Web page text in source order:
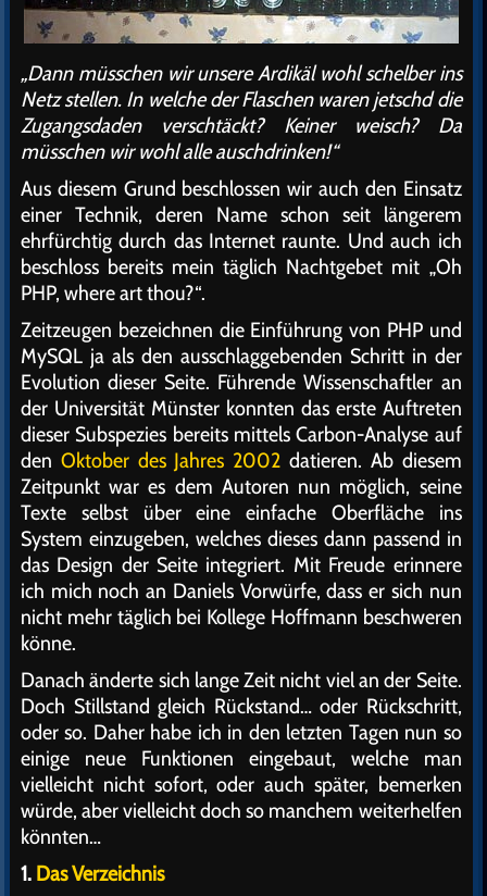
„Dann müsschen wir unsere Ardikäl wohl schelber ins
Netz stellen. In welche der Flaschen waren jetschd die
Zugangsdaden verschtäckt? Keiner weisch? Da
müsschen wir wohl alle auschdrinken!“
Aus diesem Grund beschlossen wir auch den Einsatz
einer Technik, deren Name schon seit längerem
ehrfürchtig durch das Internet raunte. Und auch ich
beschloss bereits mein täglich Nachtgebet mit „Oh
PHP, where art thou?“.
Zeitzeugen bezeichnen die Einführung von PHP und
MySQL ja als den ausschlaggebenden Schritt in der
Evolution dieser Seite. Führende Wissenschaftler an
der Universität Münster konnten das erste Auftreten
dieser Subspezies bereits mittels Carbon-Analyse auf
den Oktober des Jahres 2002 datieren. Ab diesem
Zeitpunkt war es dem Autoren nun möglich, seine
Texte selbst über eine einfache Oberfläche ins
System einzugeben, welches dieses dann passend in
das Design der Seite integriert. Mit Freude erinnere
ich mich noch an Daniels Vorwürfe, dass er sich nun
nicht mehr täglich bei Kollege Hoffmann beschweren
könne.
Danach änderte sich lange Zeit nicht viel an der Seite.
Doch Stillstand gleich Rückstand… oder Rückschritt,
oder so. Daher habe ich in den letzten Tagen nun so
einige neue Funktionen eingebaut, welche man
vielleicht nicht sofort, oder auch später, bemerken
würde, aber vielleicht doch so manchem weiterhelfen
könnten…
1. Das Verzeichnis